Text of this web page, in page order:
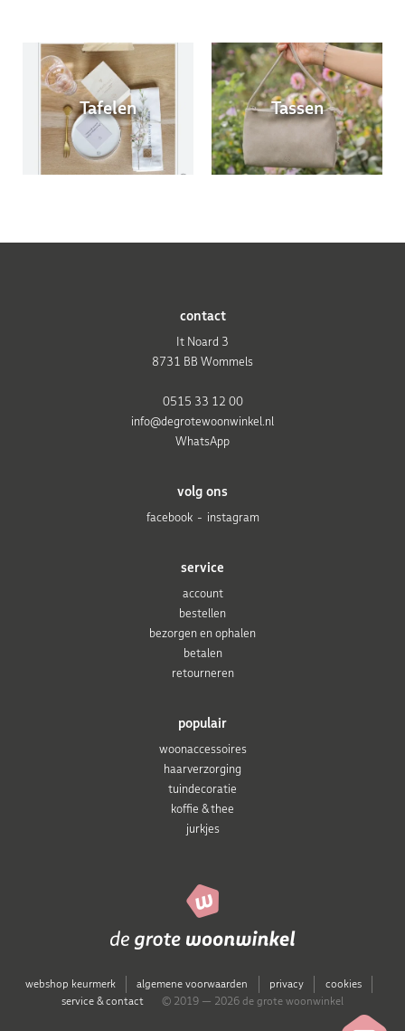
Tafelen Tassen
populair
woonaccessoires
haarverzorging
tuindecoratie
koffie & thee
jurkjes
service
account
bestellen
bezorgen en ophalen
betalen
retourneren
volg ons
facebook
instagram
contact
It Noard 3
8731 BB Wommels
0515 33 12 00
info@degrotewoonwinkel.nl
WhatsApp
webshop keurmerk algemene voorwaarden privacy
cookies
service & contact
© 2019 — 2026 de grote woonwinkel